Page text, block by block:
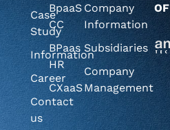
Case
Study
Information
Career
Contact
us
Company
Information
Subsidiaries
Company
Management
BpaaS
CC
BPaas
HR
CXaaS
OF